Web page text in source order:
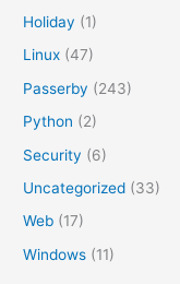
Holiday (1)
Linux (47)
Passerby (243)
Python (2)
Security (6)
Uncategorized (33)
Web (17)
Windows (11)